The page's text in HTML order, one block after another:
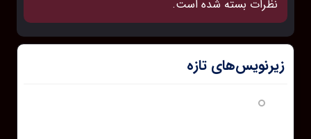
نظرات بسته شده است.
زیرنویس‌های تازه